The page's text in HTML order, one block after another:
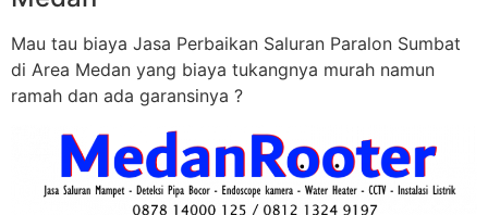
Mau tau biaya Jasa Perbaikan Saluran Paralon Sumbat
di Area Medan yang biaya tukangnya murah namun
ramah dan ada garansinya ?